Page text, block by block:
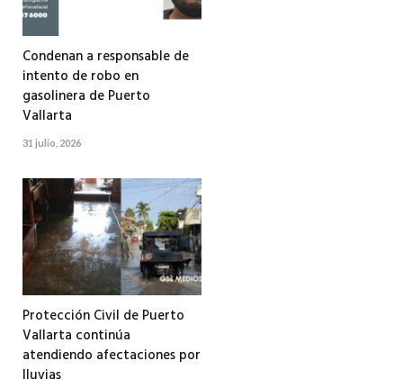
Condenan a responsable de
intento de robo en
gasolinera de Puerto
Vallarta
31 julio, 2026
Protección Civil de Puerto
Vallarta continúa
atendiendo afectaciones por
lluvias